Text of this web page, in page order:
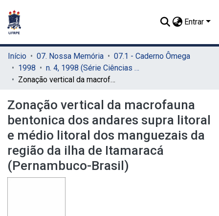
Entrar
Início 07. Nossa Memória
07.1 - Caderno Ômega
1998
n. 4, 1998 (Série Ciências Aquáticas)
Zonação vertical da macrofauna bentonica dos andares supra litoral e médio litoral dos manguezais da região da ilha de Itamaracá (Pernambuco-Brasil)
Zonação vertical da macrofauna
bentonica dos andares supra litoral
e médio litoral dos manguezais da
região da ilha de Itamaracá
(Pernambuco-Brasil)